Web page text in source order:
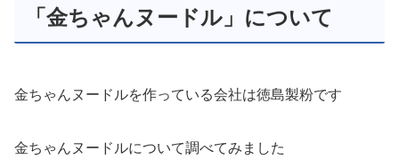
「金ちゃんヌードル」について
金ちゃんヌードルを作っている会社は徳島製粉です
金ちゃんヌードルについて調べてみました